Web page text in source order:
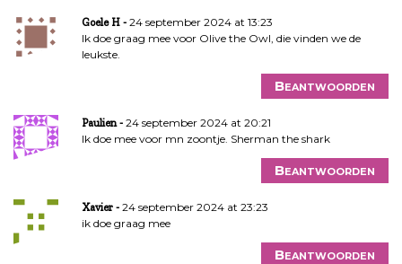
Goele H
24 september 2024 at 13:23
Ik doe graag mee voor Olive the Owl, die vinden we de
leukste.
Beantwoorden
Paulien
24 september 2024 at 20:21
Ik doe mee voor mn zoontje. Sherman the shark
Beantwoorden
Xavier
24 september 2024 at 23:23
ik doe graag mee
Beantwoorden